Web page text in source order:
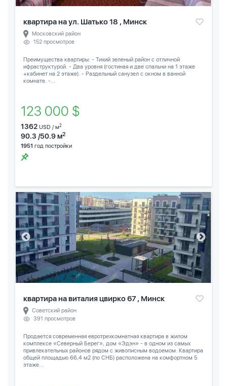
квартира на ул. Шатько 18 , Минск
Московский район
152 просмотров
Преимущества квартиры: - Тихий зеленый район с отличной
ифраструктурой. - Два уровня (гостиная и две спальни на 1 этаже
+кабинет на 2 этаже). - Раздельный санузел с окном в ванной
комнате. -...
123 000 $
1362 USD / м2
90.3 /50.9 м2
1951 год постройки
квартира на виталия цвирко 67 , Минск
Советский район
391 просмотров
Продается современная евротрехкомнатная квартира в жилом
комплексе «Северный Берег», дом «Эдэн» - в одном из самых
привлекательных районов рядом с живописным водоемом. Квартира
общей площадью 66,4 м2 (по СНБ) расположена на комфортном 5
этаже...